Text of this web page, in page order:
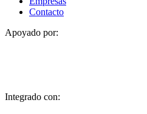
Contacto
Apoyado por:
Integrado con: